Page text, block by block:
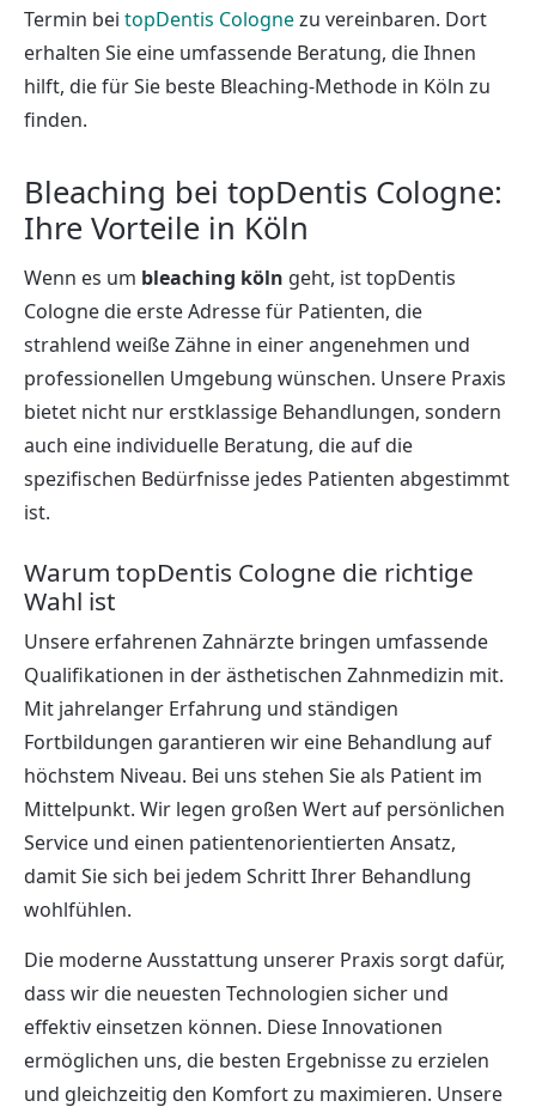
Termin bei topDentis Colognezu vereinbaren. Dort
erhalten Sie eine umfassende Beratung, die Ihnen
hilft, die für Sie beste Bleaching-Methode in Köln zu
finden.
Bleaching bei topDentis Cologne:
Ihre Vorteile in Köln
Wenn es um bleaching köln geht, ist topDentis
Cologne die erste Adresse für Patienten, die
strahlend weiße Zähne in einer angenehmen und
professionellen Umgebung wünschen. Unsere Praxis
bietet nicht nur erstklassige Behandlungen, sondern
auch eine individuelle Beratung, die auf die
spezifischen Bedürfnisse jedes Patienten abgestimmt
ist.
Warum topDentis Cologne die richtige
Wahl ist
Unsere erfahrenen Zahnärzte bringen umfassende
Qualifikationen in der ästhetischen Zahnmedizin mit.
Mit jahrelanger Erfahrung und ständigen
Fortbildungen garantieren wir eine Behandlung auf
höchstem Niveau. Bei uns stehen Sie als Patient im
Mittelpunkt. Wir legen großen Wert auf persönlichen
Service und einen patientenorientierten Ansatz,
damit Sie sich bei jedem Schritt Ihrer Behandlung
wohlfühlen.
Die moderne Ausstattung unserer Praxis sorgt dafür,
dass wir die neuesten Technologien sicher und
effektiv einsetzen können. Diese Innovationen
ermöglichen uns, die besten Ergebnisse zu erzielen
und gleichzeitig den Komfort zu maximieren. Unsere